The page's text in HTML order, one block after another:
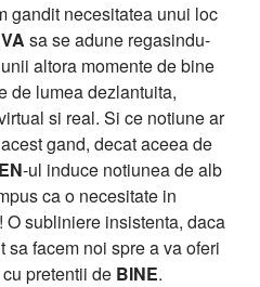
gandit necesitatea unui loc
sa se adune regasindu-
altora momente de bine
de lumea dezlantuita,
si real. Si ce notiune ar
gand, decat aceea de
-ul induce notiunea de alb
ca o necesitate in
O subliniere insistenta, daca
sa facem noi spre a va oferi
pretentii de BINE.